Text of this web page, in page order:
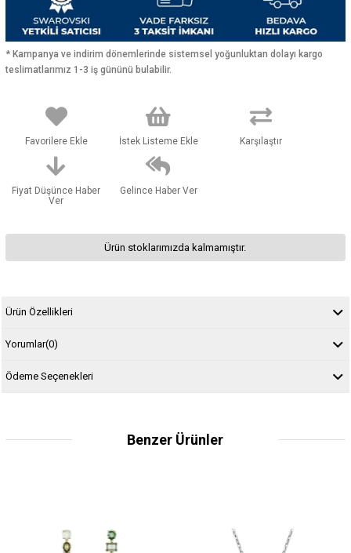
* Kampanya ve indirim dönemlerinde sistemsel yoğunluktan dolayı kargo
teslimatlarımız 1-3 iş gününü bulabilir.
Favorilere Ekle İstek Listeme Ekle Karşılaştır
Fiyat Düşünce Haber
Ver
Gelince Haber Ver
Ürün stoklarımızda kalmamıştır.
Ürün Özellikleri
Yorumlar(0)
Ödeme Seçenekleri
Benzer Ürünler